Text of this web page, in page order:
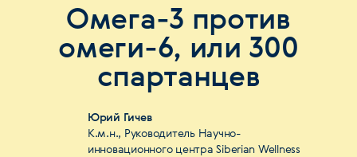
Омега-3 против
омеги-6, или 300
спартанцев
Юрий Гичев
К.м.н., Руководитель Научно-
инновационного центра Siberian Wellness